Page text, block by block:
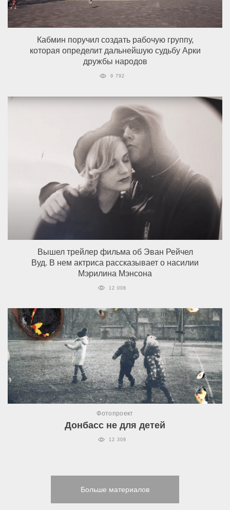
Кабмин поручил создать рабочую группу,
которая определит дальнейшую судьбу Арки
дружбы народов
9 792
Вышел трейлер фильма об Эван Рейчел
Вуд. В нем актриса рассказывает о насилии
Мэрилина Мэнсона
12 008
Фотопроект
Донбасс не для детей
12 308
Больше материалов